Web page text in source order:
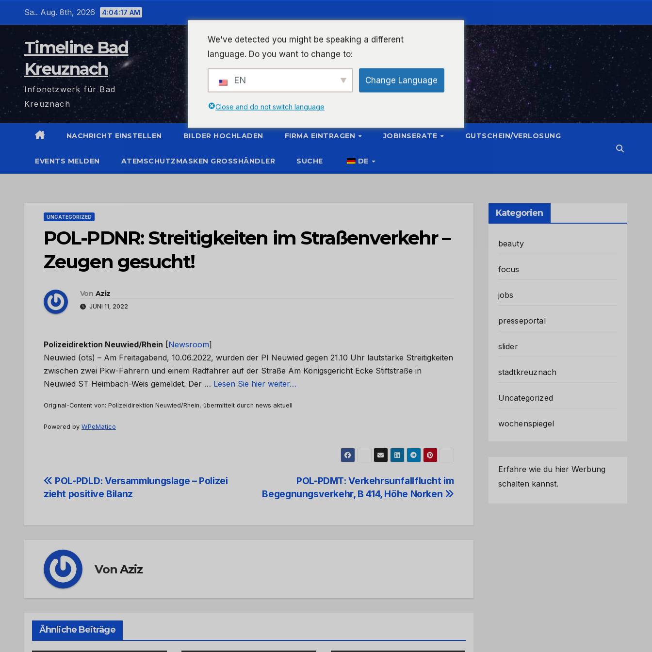
Sa.. Aug. 8th, 2026 4:04:17 AM
Timeline Bad
Kreuznach
Infonetzwerk für Bad
Kreuznach
NACHRICHT EINSTELLEN BILDER HOCHLADEN FIRMA EINTRAGEN JOBINSERATE GUTSCHEIN/VERLOSUNG
EVENTS MELDEN ATEMSCHUTZMASKEN GROSSHÄNDLER SUCHE DE
UNCATEGORIZED
POL-PDNR: Streitigkeiten im Straßenverkehr –
Zeugen gesucht!
Von Aziz
JUNI 11, 2022
Polizeidirektion Neuwied/Rhein [Newsroom]
Neuwied (ots) – Am Freitagabend, 10.06.2022, wurden der PI Neuwied gegen 21.10 Uhr lautstarke Streitigkeiten
zwischen zwei Pkw-Fahrern und einem Radfahrer auf der Straße Am Königsgericht Ecke Stiftstraße in
Neuwied ST Heimbach-Weis gemeldet. Der … Lesen Sie hier weiter…
Original-Content von: Polizeidirektion Neuwied/Rhein, übermittelt durch news aktuell
Powered by WPeMatico
Beitrags-
Navigation
POL-PDMT: Verkehrsunfallflucht im
Begegnungsverkehr, B 414, Höhe Norken
POL-PDLD: Versammlungslage – Polizei
zieht positive Bilanz
VonAziz
Ähnliche Beiträge
Kategorien
beauty
focus
jobs
presseportal
slider
stadtkreuznach
Uncategorized
wochenspiegel
Erfahre wie du hier Werbung
schalten kannst.
We've detected you might be speaking a different
language. Do you want to change to:
EN Change Language
Close and do not switch language